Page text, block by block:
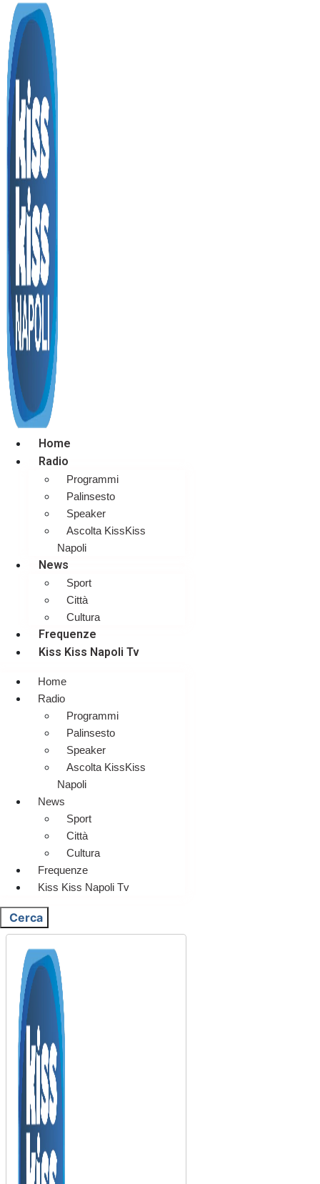
Home
Radio
Programmi
Palinsesto
Speaker
Ascolta KissKiss
Napoli
News
Sport
Città
Cultura
Frequenze
Kiss Kiss Napoli Tv
Home
Radio
Programmi
Palinsesto
Speaker
Ascolta KissKiss
Napoli
News
Sport
Città
Cultura
Frequenze
Kiss Kiss Napoli Tv
Cerca